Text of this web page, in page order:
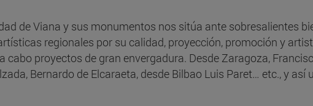
de Viana y sus monumentos nos sitúa ante sobresalientes
regionales por su calidad, proyección, promoción y
cabo proyectos de gran envergadura. Desde Zaragoza,
Bernardo de Elcaraeta, desde Bilbao Luis Paret… etc., y